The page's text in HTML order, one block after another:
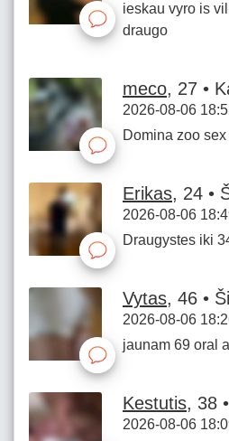
ieskau vyro is
draugo
meco, 27 •
2026-08-06
Domina zoo sex
Erikas, 24 •
2026-08-06
Draugystes iki
Vytas, 46 •
2026-08-06
jaunam 69 oral
Kestutis, 38
2026-08-06